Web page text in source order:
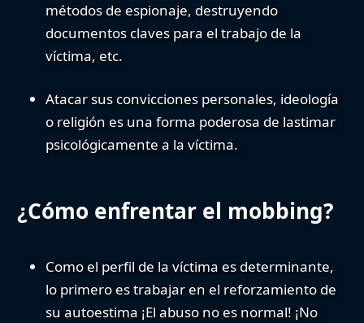
métodos de espionaje, destruyendo
documentos claves para el trabajo de la
víctima, etc.
Atacar sus convicciones personales, ideología
o religión es una forma poderosa de lastimar
psicológicamente a la víctima.
¿Cómo enfrentar el mobbing?
Como el perfil de la víctima es determinante,
lo primero es trabajar en el reforzamiento de
su autoestima ¡El abuso no es normal! ¡No